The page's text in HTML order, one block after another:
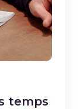
temps